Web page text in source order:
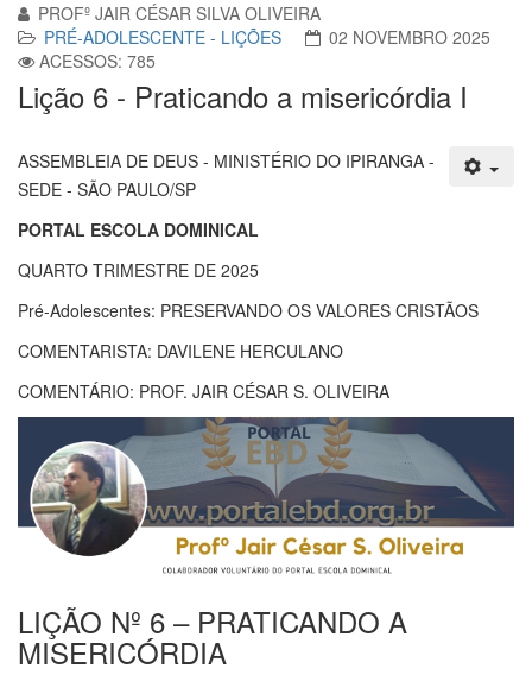
PROFº JAIR CÉSAR SILVA OLIVEIRA
PRÉ-ADOLESCENTE - LIÇÕES
02 NOVEMBRO 2025
ACESSOS: 785
Lição 6 - Praticando a misericórdia I
ASSEMBLEIA DE DEUS - MINISTÉRIO DO IPIRANGA -
SEDE - SÃO PAULO/SP
PORTAL ESCOLA DOMINICAL
QUARTO TRIMESTRE DE 2025
Pré-Adolescentes: PRESERVANDO OS VALORES CRISTÃOS
COMENTARISTA: DAVILENE HERCULANO
COMENTÁRIO: PROF. JAIR CÉSAR S. OLIVEIRA
LIÇÃO Nº 6 – PRATICANDO A
MISERICÓRDIA